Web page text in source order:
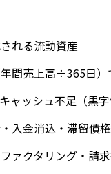
れる流動資産
間売上高÷365日
ャッシュ不足（黒
入金消込・滞留債
ァクタリング・請